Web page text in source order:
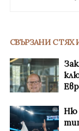
СВЪРЗАНИ С ТЯХ
Ню